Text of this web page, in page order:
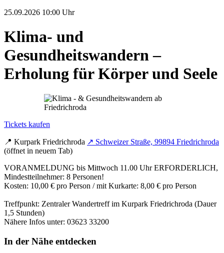
25.09.2026 10:00 Uhr
Klima- und
Gesundheitswandern –
Erholung für Körper und Seele
Tickets kaufen
📍 Kurpark Friedrichroda ↗ Schweizer Straße, 99894 Friedrichroda
(öffnet in neuem Tab)
VORANMELDUNG bis Mittwoch 11.00 Uhr ERFORDERLICH,
Mindestteilnehmer: 8 Personen!
Kosten: 10,00 € pro Person / mit Kurkarte: 8,00 € pro Person
Treffpunkt: Zentraler Wandertreff im Kurpark Friedrichroda (Dauer
1,5 Stunden)
Nähere Infos unter: 03623 33200
In der Nähe entdecken